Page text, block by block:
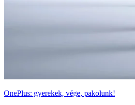
OnePlus: gyerekek, vége, pakolunk!